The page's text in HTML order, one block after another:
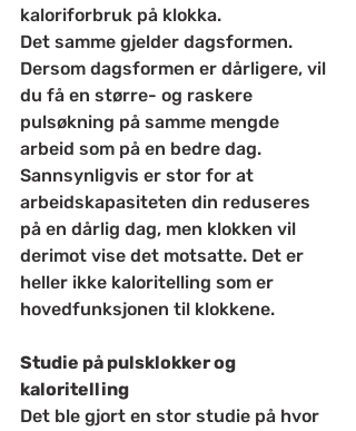
kaloriforbruk på klokka.
Det samme gjelder dagsformen.
Dersom dagsformen er dårligere, vil
du få en større- og raskere
pulsøkning på samme mengde
arbeid som på en bedre dag.
Sannsynligvis er stor for at
arbeidskapasiteten din reduseres
på en dårlig dag, men klokken vil
derimot vise det motsatte. Det er
heller ikke kaloritelling som er
hovedfunksjonen til klokkene.
Studie på pulsklokker og
kaloritelling
Det ble gjort en stor studie på hvor